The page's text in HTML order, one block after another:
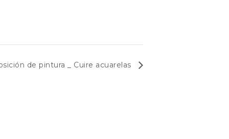
de pintura _ Cuire acuarelas